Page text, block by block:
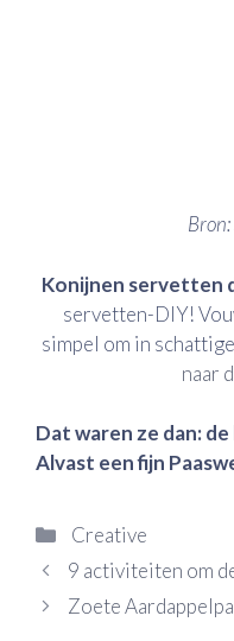
Konijnen servetten
servetten-DIY!
simpel om in
naar
Dat waren ze dan:
Alvast een fijn
Categorieën
Creative
9 activiteiten om
Zoete